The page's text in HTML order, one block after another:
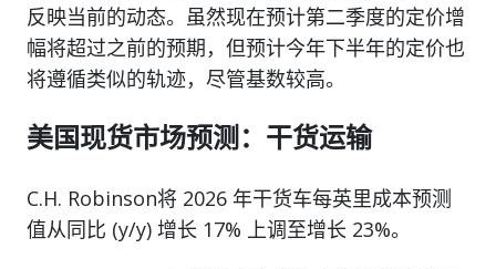
反映当前的动态。虽然现在预计第二季度的定价增
幅将超过之前的预期，但预计今年下半年的定价也
将遵循类似的轨迹，尽管基数较高。
美国现货市场预测：干货运输
C.H. Robinson将 2026 年干货车每英里成本预测
值从同比 (y/y) 增长 17% 上调至增长 23%。